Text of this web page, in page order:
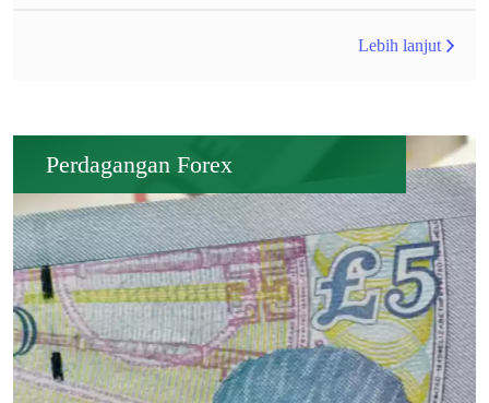
Lebih lanjut
Perdagangan Forex